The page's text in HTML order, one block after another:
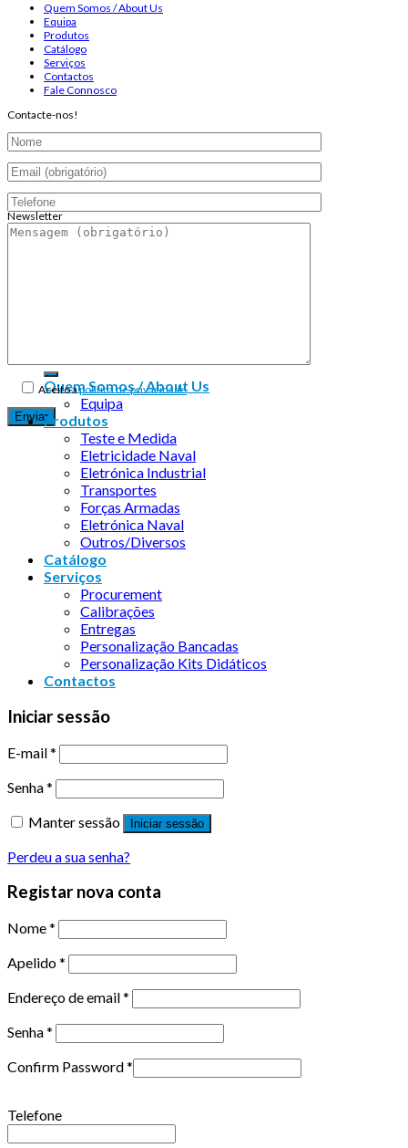
Quem Somos / About Us
Equipa
Produtos
Catálogo
Serviços
Contactos
Fale Connosco
Contacte-nos!
Aceito apolítica de privacidade
Newsletter
Endereço de email:
Quem Somos / About Us
Equipa
Produtos
Teste e Medida
Eletricidade Naval
Eletrónica Industrial
Transportes
Forças Armadas
Eletrónica Naval
Outros/Diversos
Catálogo
Serviços
Procurement
Calibrações
Entregas
Personalização Bancadas
Personalização Kits Didáticos
Contactos
Iniciar sessão
E-mail*
Senha*
Manter sessão
Iniciar sessão
Perdeu a sua senha?
Registar nova conta
Nome*
Apelido*
Endereço de email*
Senha*
Confirm Password*
Telefone